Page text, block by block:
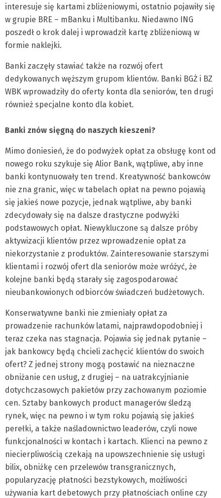
interesuje się kartami zbliżeniowymi, ostatnio pojawiły się
w grupie BRE – mBanku i Multibanku. Niedawno ING
poszedł o krok dalej i wprowadził kartę zbliżeniową w
formie naklejki.
Banki zaczęły stawiać także na rozwój ofert
dedykowanych węższym grupom klientów. Banki BGŻ i BZ
WBK wprowadziły do oferty konta dla seniorów, ten drugi
również specjalne konto dla kobiet.
Banki znów sięgną do naszych kieszeni?
Mimo doniesień, że do podwyżek opłat za obsługę kont od
nowego roku szykuje się Alior Bank, wątpliwe, aby inne
banki kontynuowały ten trend. Kreatywność bankowców
nie zna granic, więc w tabelach opłat na pewno pojawią
się jakieś nowe pozycje, jednak wątpliwe, aby banki
zdecydowały się na dalsze drastyczne podwyżki
podstawowych opłat. Niewykluczone są dalsze próby
aktywizacji klientów przez wprowadzenie opłat za
niekorzystanie z produktów. Zainteresowanie starszymi
klientami i rozwój ofert dla seniorów może wróżyć, że
kolejne banki będą starały się zagospodarować
nieubankowionych odbiorców świadczeń budżetowych.
Konserwatywne banki nie zmieniały opłat za
prowadzenie rachunków latami, najprawdopodobniej i
teraz czeka nas stagnacja. Pojawia się jednak pytanie –
jak bankowcy będą chcieli zachęcić klientów do swoich
ofert? Z jednej strony mogą postawić na nieznaczne
obniżanie cen usług, z drugiej – na uatrakcyjnianie
dotychczasowych pakietów przy zachowanym poziomie
cen. Sztaby bankowych product managerów śledzą
rynek, więc na pewno i w tym roku pojawią się jakieś
perełki, a także naśladownictwo leaderów, czyli nowe
funkcjonalności w kontach i kartach. Klienci na pewno z
niecierpliwością czekają na upowszechnienie się usługi
bilix, obniżkę cen przelewów transgranicznych,
popularyzację płatności bezstykowych, możliwości
używania kart debetowych przy płatnościach online czy